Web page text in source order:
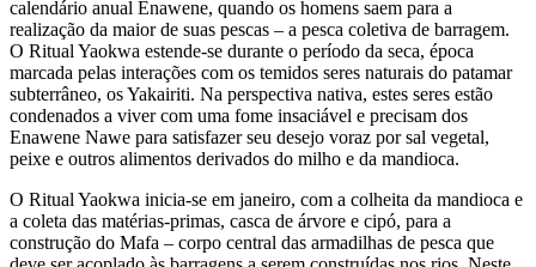
calendário anual Enawene, quando os homens saem para a
realização da maior de suas pescas – a pesca coletiva de barragem.
O Ritual Yaokwa estende-se durante o período da seca, época
marcada pelas interações com os temidos seres naturais do patamar
subterrâneo, os Yakairiti. Na perspectiva nativa, estes seres estão
condenados a viver com uma fome insaciável e precisam dos
Enawene Nawe para satisfazer seu desejo voraz por sal vegetal,
peixe e outros alimentos derivados do milho e da mandioca.
O Ritual Yaokwa inicia-se em janeiro, com a colheita da mandioca e
a coleta das matérias-primas, casca de árvore e cipó, para a
construção do Mafa – corpo central das armadilhas de pesca que